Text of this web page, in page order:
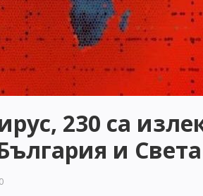
230 са
и Света
0